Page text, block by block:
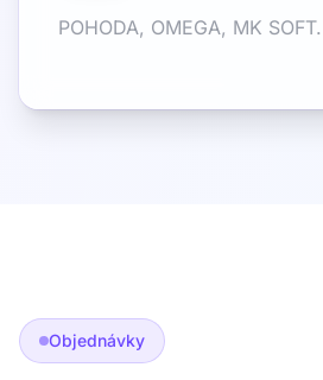
POHODA, OMEGA, MK SOFT.
Objednávky